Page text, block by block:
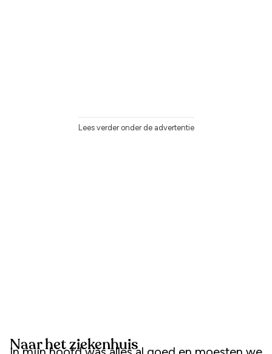
Lees verder onder de advertentie
Naar het ziekenhuis